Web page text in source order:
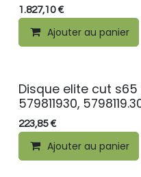
1.827,10€
Ajouter au panier
Disque elite cut
579811930,
223,85€
Ajouter au panier